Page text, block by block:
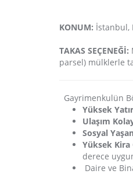
KONUM: İstanbul,
TAKAS SEÇENEĞİ:
parsel) mülklerle
Gayrimenkulün
Yüksek
Ulaşım
Sosyal
Yüksek Kira
derece
Daire ve